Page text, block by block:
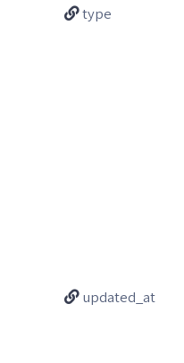
type
updated_at